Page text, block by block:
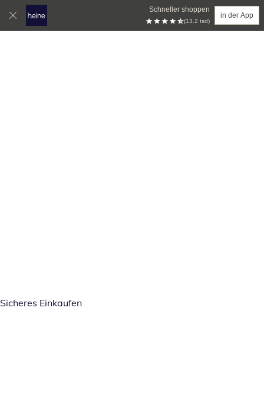
Schneller shoppen
(13.2 tsd)
in der App
Sicheres Einkaufen